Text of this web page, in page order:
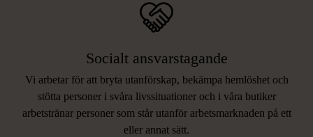
Socialt ansvarstagande
Vi arbetar för att bryta utanförskap, bekämpa hemlöshet och
stötta personer i svåra livssituationer och i våra butiker
arbetstränar personer som står utanför arbetsmarknaden på ett
eller annat sätt.